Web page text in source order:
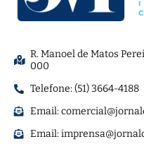
R. Manoel de Matos
000
Telefone: (51) 3664-4188
Email:
Email: